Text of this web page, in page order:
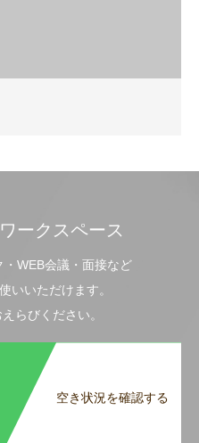
ークスペース
WEB会議・面接など
いいただけます。
らびください。
空き状況を確認する